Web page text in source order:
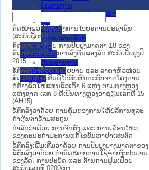
ບົດລາຍງານ
ບົດແນະນໍາ ແລະ ຄໍາແນະນໍາ
ຄູ່ມື
ແບບພີມ
ເອກກະສານອື່ນໆ
ເວັບໄຊອື່ນໆ
ຕິດຕໍ່ພວກເຮົາ
ຜູ້ປະສານງານ
ກ່ຽວກັບພວກເຮົາ
ຊ່ວຍເຫຼືອ
ກົດໝາຍວ່າດ້ວຍ ອົງການໄອຍະການປະຊາຊົນ
(ສະບັບປັບປຸງ)
ກົດໝາຍວ່າດ້ວຍ ການປັບປຸງມາດຕາ 18 ຂອງ
ກົດໝາຍວ່າດ້ວຍການລົງທຶນຂອງລັດ ສະບັບປັບປຸງປີ
2015
ຂໍ້ຕົກລົງວ່າດ້ວຍ ນະໂຍບາຍ ແລະ ລາຄາຫົວໜ່ວຍ
ທົດແທນຕໍ່ຊັບສິນທີ່ໄດ້ຮັບຜົນກະທົບຈາກໂຄງການ
ກໍ່ສ້າງຂົວໃໝ່ແທນຂົວເກົ່າ 6 ແຫ່ງ ຕາມທາງຫຼວງ
ແຫ່ງຊາດ ເລກ 8 ທີ່ເປັນທາງຫຼວງອາຊ່ຽນເລກທີ 15
(AH15)
ຂໍ້ຕົກລົງວ່າດ້ວຍ ການຄຸ້ມຄອງການໃຫ້ບໍລິການທຸລະ
ກຳເງິນຕາຂ້າມສະກຸນ
ດຳລັດວ່າດ້ວຍ ການຈັດຕັ້ງ ແລະ ການເຄື່ອນໄຫວ
ຂອງຄະນະກຳມະການແກ້ໄຂບັນຫາຢາເສບຕິດ
ຂໍ້ຕົກລົງເພີ້ມເຕີມວ່າດ້ວຍ ການປັບປຸງບາງມາດຕາຂອງ
ຂໍ້ຕົກລົງວ່າດ້ວຍ ກຳນົດໝາຍການໃຊ້ຈ່າຍງົບປະມານ
ຂອງລັດ, ການປະຢັດ ແລະ ຕ້ານການຟູມເຟືອຍ
ສະບັບເລກທີ 0200/ກງ